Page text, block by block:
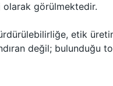
olarak görülmektedir.
etik
değil; bulunduğu